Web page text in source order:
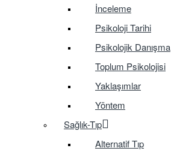
İnceleme
Psikoloji Tarihi
Psikolojik Danışma
Toplum Psikolojisi
Yaklaşımlar
Yöntem
Sağlık-Tıp
Alternatif Tıp